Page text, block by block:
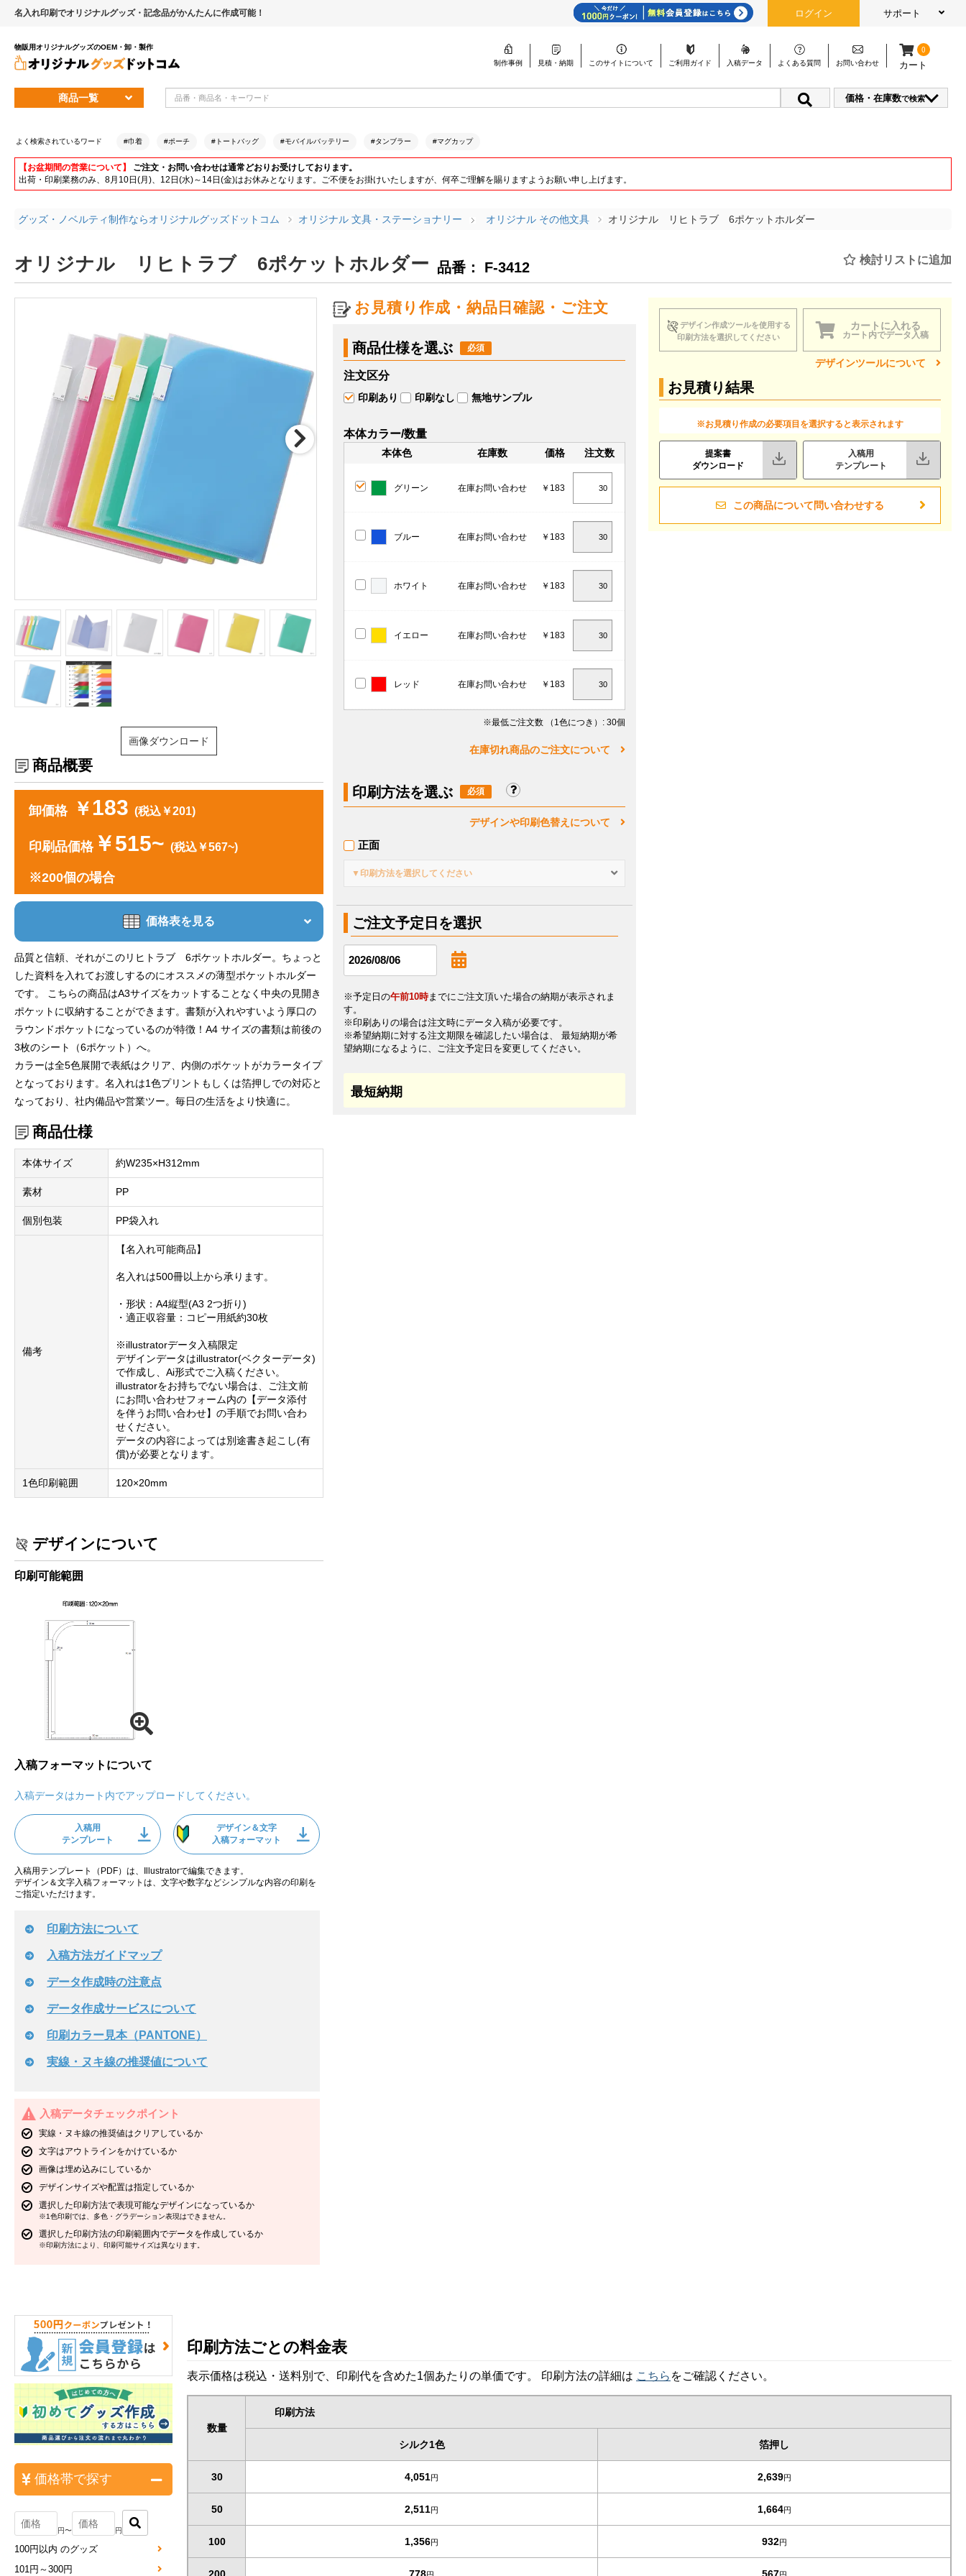
名入れ印刷でオリジナルグッズ・記念品がかんたんに作成可能！ ログイン サポート
物販用オリジナルグッズのOEM・卸・製作
制作事例
見積・納期 このサイトについて ご利用ガイド 入稿データ よくある質問 お問い合わせ
0
カート
商品一覧 価格・在庫数で検索
よく検索されているワード #巾着 #ポーチ #トートバッグ #モバイルバッテリー #タンブラー #マグカップ
【お盆期間の営業について】
ご注文・お問い合わせは通常どおりお受けしております。
出荷・印刷業務のみ、8月10日(月)、12日(水)～14日(金)はお休みとなります。ご不便をお掛けいたしますが、何卒ご理解を賜りますようお願い申し上げます。
グッズ・ノベルティ制作ならオリジナルグッズドットコム オリジナル 文具・ステーショナリー オリジナル その他文具 オリジナル リヒトラブ 6ポケットホルダー
オリジナル リヒトラブ 6ポケットホルダー 品番： F-3412 検討リストに追加
画像ダウンロード
商品概要
卸価格 ￥183 (税込￥201)
印刷品価格￥515~ (税込￥567~)
※200個の場合
価格表を見る
品質と信頼、それがこのリヒトラブ 6ポケットホルダー。ちょっと
した資料を入れてお渡しするのにオススメの薄型ポケットホルダー
です。 こちらの商品はA3サイズをカットすることなく中央の見開き
ポケットに収納することができます。書類が入れやすいよう厚口の
ラウンドポケットになっているのが特徴！A4 サイズの書類は前後の
3枚のシート（6ポケット）へ。
カラーは全5色展開で表紙はクリア、内側のポケットがカラータイプ
となっております。名入れは1色プリントもしくは箔押しでの対応と
なっており、社内備品や営業ツー。毎日の生活をより快適に。
商品仕様
本体サイズ 約W235×H312mm
素材 PP
個別包装 PP袋入れ
備考
【名入れ可能商品】
名入れは500冊以上から承ります。
・形状：A4縦型(A3 2つ折り)
・適正収容量：コピー用紙約30枚
※illustratorデータ入稿限定
デザインデータはillustrator(ベクターデータ)
で作成し、Ai形式でご入稿ください。
illustratorをお持ちでない場合は、ご注文前
にお問い合わせフォーム内の【データ添付
を伴うお問い合わせ】の手順でお問い合わ
せください。
データの内容によっては別途書き起こし(有
償)が必要となります。
1色印刷範囲 120×20mm
デザインについて
印刷可能範囲
入稿フォーマットについて
入稿データはカート内でアップロードしてください。
入稿用
テンプレート
デザイン＆文字
入稿フォーマット
入稿用テンプレート（PDF）は、Illustratorで編集できます。
デザイン＆文字入稿フォーマットは、文字や数字などシンプルな内容の印刷を
ご指定いただけます。
印刷方法について
入稿方法ガイドマップ
データ作成時の注意点
データ作成サービスについて
印刷カラー見本（PANTONE）
実線・ヌキ線の推奨値について
入稿データチェックポイント
実線・ヌキ線の推奨値はクリアしているか
文字はアウトラインをかけているか
画像は埋め込みにしているか
デザインサイズや配置は指定しているか
選択した印刷方法で表現可能なデザインになっているか
※1色印刷では、多色・グラデーション表現はできません。
選択した印刷方法の印刷範囲内でデータを作成しているか
※印刷方法により、印刷可能サイズは異なります。
お見積り作成・納品日確認・ご注文
商品仕様を選ぶ
注文区分
印刷あり 印刷なし 無地サンプル
本体カラー/数量
本体色 在庫数 価格 注文数
グリーン 在庫お問い合わせ ￥183
ブルー 在庫お問い合わせ ￥183
ホワイト 在庫お問い合わせ ￥183
イエロー 在庫お問い合わせ ￥183
レッド 在庫お問い合わせ ￥183
※最低ご注文数 （1色につき） : 30個
在庫切れ商品のご注文について
印刷方法を選ぶ
デザインや印刷色替えについて
正面
▼印刷方法を選択してください
ご注文予定日を選択
※予定日の午前10時までにご注文頂いた場合の納期が表示されま
す。
※印刷ありの場合は注文時にデータ入稿が必要です。
※希望納期に対する注文期限を確認したい場合は、 最短納期が希
望納期になるように、ご注文予定日を変更してください。
最短納期
デザイン作成ツールを使用する
印刷方法を選択してください
カートに入れる
カート内でデータ入稿
デザインツールについて
お見積り結果
※お見積り作成の必要項目を選択すると表示されます
提案書
ダウンロード
入稿用
テンプレート
この商品について問い合わせする
価格帯で探す
円〜 円
100円以内 のグッズ
101円～300円
印刷方法ごとの料金表
表示価格は税込・送料別で、印刷代を含めた1個あたりの単価です。 印刷方法の詳細は こちら をご確認ください。
数量
印刷方法
シルク1色 箔押し
30 4,051円 2,639円
50 2,511円 1,664円
100 1,356円 932円